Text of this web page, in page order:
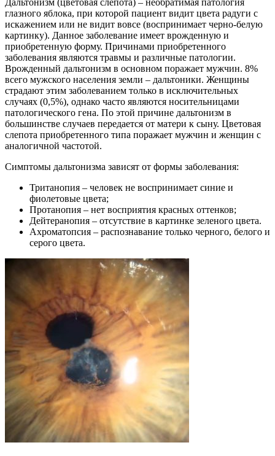
глазного яблока, при которой пациент видит цвета радуги с
искажением или не видит вовсе (воспринимает черно-белую
картинку). Данное заболевание имеет врожденную и
приобретенную форму. Причинами приобретенного
заболевания являются травмы и различные патологии.
Врожденный дальтонизм в основном поражает мужчин. 8%
всего мужского населения земли – дальтоники. Женщины
страдают этим заболеванием только в исключительных
случаях (0,5%), однако часто являются носительницами
патологического гена. По этой причине дальтонизм в
большинстве случаев передается от матери к сыну. Цветовая
слепота приобретенного типа поражает мужчин и женщин с
аналогичной частотой.
Симптомы дальтонизма зависят от формы заболевания:
Тританопия – человек не воспринимает синие и
фиолетовые цвета;
Протанопия – нет восприятия красных оттенков;
Дейтеранопия – отсутствие в картинке зеленого цвета.
Ахроматопсия – распознавание только черного, белого и
серого цвета.